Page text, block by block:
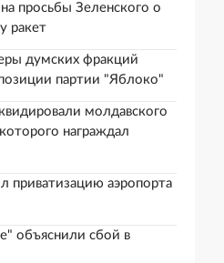
просьбы Зеленского о
ракет
думских фракций
партии "Яблоко"
молдавского
награждал
приватизацию аэропорта
объяснили сбой в